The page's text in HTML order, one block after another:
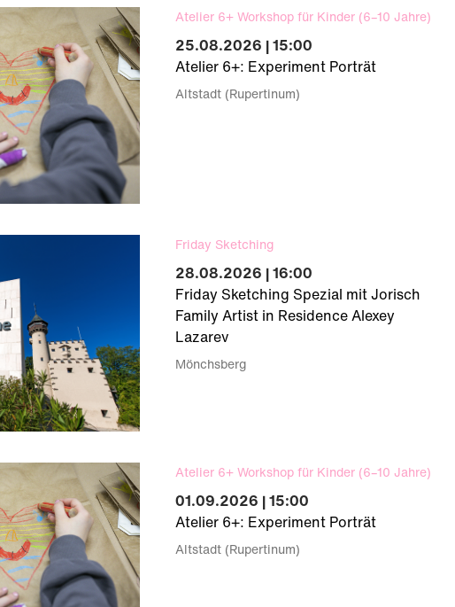
Atelier 6+ Workshop für Kinder (6–10 Jahre)
25.08.2026 | 15:00
Atelier 6+: Experiment Porträt
Altstadt (Rupertinum)
Friday Sketching
28.08.2026 | 16:00
Friday Sketching Spezial mit Jorisch
Family Artist in Residence Alexey
Lazarev
Mönchsberg
Atelier 6+ Workshop für Kinder (6–10 Jahre)
01.09.2026 | 15:00
Atelier 6+: Experiment Porträt
Altstadt (Rupertinum)